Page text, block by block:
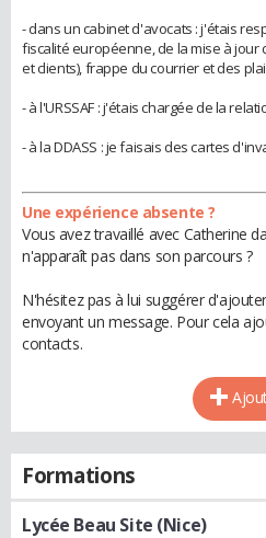
- dans un cabinet d'avocats : j'étais
fiscalité européenne, de la mise à
et clients), frappe du courrier et des
- à l'URSSAF : j'étais chargée de la
- à la DDASS : je faisais des cartes
Une expérience absente ?
Vous avez travaillé avec Catherine
n'apparaît pas dans son parcours ?
N'hésitez pas à lui suggérer
envoyant un message. Pour cela
contacts.
Formations
Lycée Beau Site (Nice)